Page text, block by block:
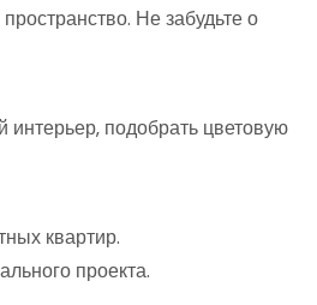
Не забудьте о
подобрать цветовую
квартир.
проекта.